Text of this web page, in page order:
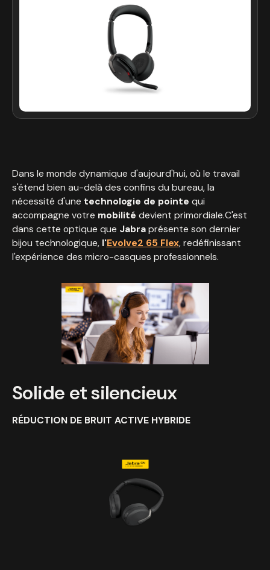
Dans le monde dynamique d'aujourd'hui, où le travail
s'étend bien au-delà des confins du bureau, la
nécessité d'une technologie de pointe qui
accompagne votre mobilité devient primordiale.C'est
dans cette optique que Jabraprésente son dernier
bijou technologique, l'Evolve2 65 Flex, redéfinissant
l'expérience des micro-casques professionnels.
Solide et silencieux
RÉDUCTION DE BRUIT ACTIVE HYBRIDE